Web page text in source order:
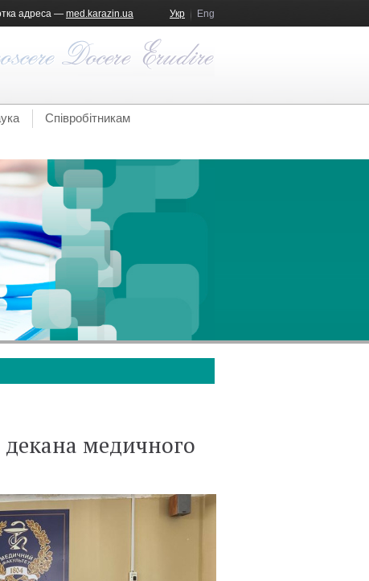
Укр Eng
адреса — med.karazin.ua
Співробітникам
декана медичного